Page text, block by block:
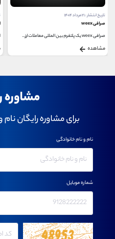
تاریخ انتشار : ۲۱ مرداد ۱۴۰۴
صرافی weex
صرافی weex یک پلتفرم بین ‌المللی معاملات ارز...
مشاهده
مشاوره
برای مشاوره رایگان
نام و نام خانوادگی
شماره موبایل